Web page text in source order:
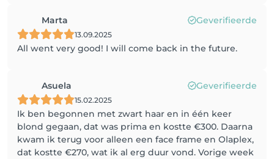
Marta Geverifieerde
13.09.2025
All went very good! I will come back in the future.
Asuela Geverifieerde
15.02.2025
Ik ben begonnen met zwart haar en in één keer
blond gegaan, dat was prima en kostte €300. Daarna
kwam ik terug voor alleen een face frame en Olaplex,
dat kostte €270, wat ik al erg duur vond. Vorige week